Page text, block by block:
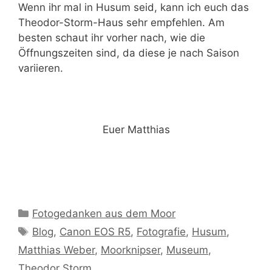
Wenn ihr mal in Husum seid, kann ich euch das
Theodor-Storm-Haus sehr empfehlen. Am
besten schaut ihr vorher nach, wie die
Öffnungszeiten sind, da diese je nach Saison
variieren.
Euer Matthias
Kategorien
Fotogedanken aus dem Moor
Schlagwörter
Blog, Canon EOS R5, Fotografie, Husum,
Matthias Weber, Moorknipser, Museum,